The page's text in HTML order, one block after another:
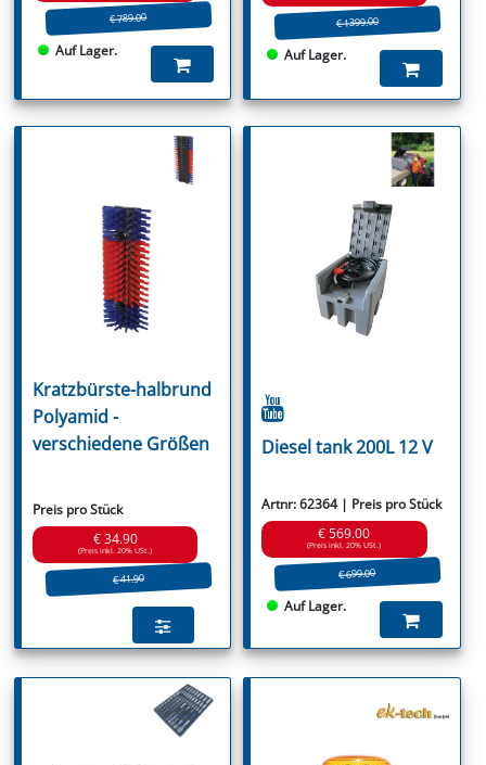
€ 789.00
Auf Lager.
€ 1399.00
Auf Lager.
Kratzbürste-halbrund
Polyamid -
verschiedene Größen
Preis pro Stück
€ 34.90
(Preis inkl. 20% USt.)
€ 41.90
Diesel tank 200L 12 V
Artnr: 62364 | Preis pro Stück
€ 569.00
(Preis inkl. 20% USt.)
€ 699.00
Auf Lager.